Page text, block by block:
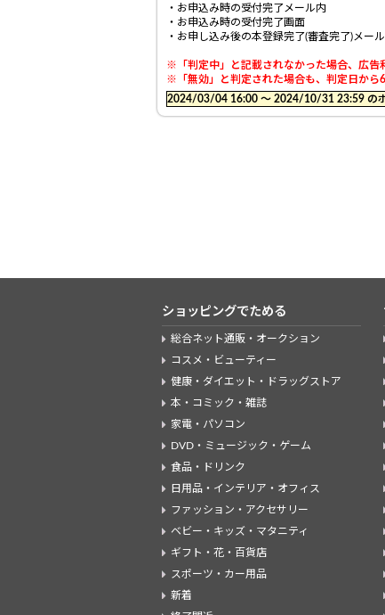
・お申込み時の受付完了メール内
・お申込み時の受付完了画面
・お申し込み後の本登録完了(審査完了)メー
※「判定中」と記載されなかった場合、広告
※「無効」と判定された場合も、判定日から
2024/03/04 16:00 〜 2024/10/31 23:59 の
ショッピングでためる
総合ネット通販・オークション
コスメ・ビューティー
健康・ダイエット・ドラッグストア
本・コミック・雑誌
家電・パソコン
DVD・ミュージック・ゲーム
食品・ドリンク
日用品・インテリア・オフィス
ファッション・アクセサリー
ベビー・キッズ・マタニティ
ギフト・花・百貨店
スポーツ・カー用品
新着